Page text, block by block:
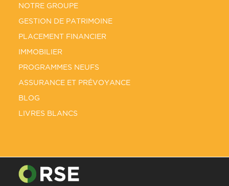
NOTRE GROUPE
GESTION DE PATRIMOINE
PLACEMENT FINANCIER
IMMOBILIER
PROGRAMMES NEUFS
ASSURANCE ET PRÉVOYANCE
BLOG
LIVRES BLANCS